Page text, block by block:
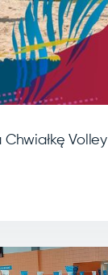
Chwiałkę Volley